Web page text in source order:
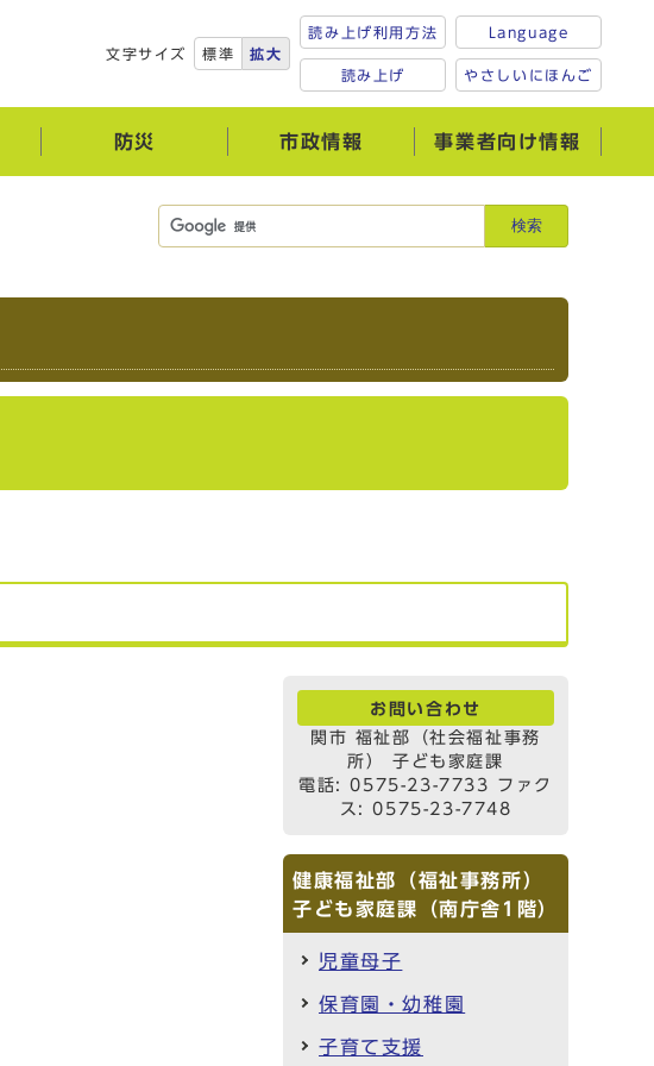
文字サイズ 標準 拡大
読み上げ利用方法
読み上げ
Language
やさしいにほんご
防災 市政情報 事業者向け情報
検索
お問い合わせ
関市 福祉部（社会福祉事務
所） 子ども家庭課
電話: 0575-23-7733 ファク
ス: 0575-23-7748
健康福祉部（福祉事務所）
子ども家庭課（南庁舎1階）
児童母子
保育園・幼稚園
子育て支援